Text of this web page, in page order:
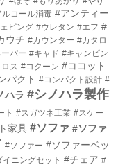
ルコール消毒 #アンティー
ピング #ウレタン #エフ #
ウチ #カウンター #カタロ
パー #キャド #キャンピン
ス #コクーン #ココット
パクト #コンパクト設計 #
ハラ #シノハラ製作
ト #スガツネ工業 #スケー
家具 #ソファ #ソファ
#ソファー #ソファーベッ
イニングセット #チェア #